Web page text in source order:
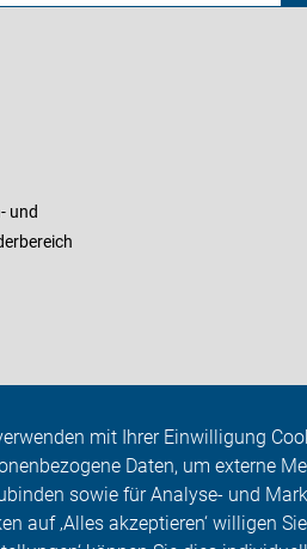
mit Ihrer Einwilligung
Daten, um externe
sowie für Analyse- und
auf ‚Alles akzeptieren‘ willigen
und